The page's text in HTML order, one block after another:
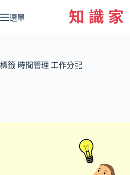
至
容
選單
標籤 時間管理 工作分配